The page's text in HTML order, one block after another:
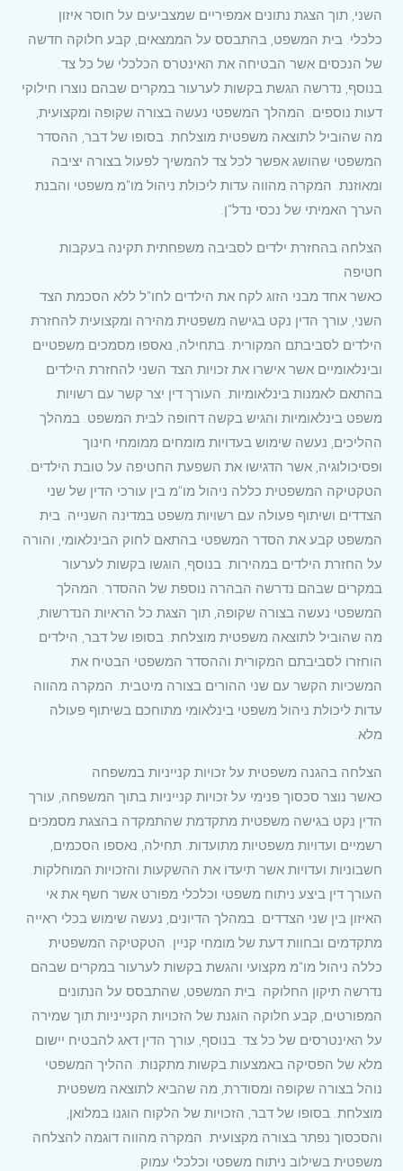
השני, תוך הצגת נתונים אמפיריים שמצביעים על חוסר איזון
כלכלי. בית המשפט, בהתבסס על הממצאים, קבע חלוקה חדשה
של הנכסים אשר הבטיחה את האינטרס הכלכלי של כל צד.
בנוסף, נדרשה הגשת בקשות לערעור במקרים שבהם נוצרו חילוקי
דעות נוספים. המהלך המשפטי נעשה בצורה שקופה ומקצועית,
מה שהוביל לתוצאה משפטית מוצלחת. בסופו של דבר, ההסדר
המשפטי שהושג אפשר לכל צד להמשיך לפעול בצורה יציבה
ומאוזנת. המקרה מהווה עדות ליכולת ניהול מו"מ משפטי והבנת
הערך האמיתי של נכסי נדל"ן.
הצלחה בהחזרת ילדים לסביבה משפחתית תקינה בעקבות
חטיפה
כאשר אחד מבני הזוג לקח את הילדים לחו"ל ללא הסכמת הצד
השני, עורך הדין נקט בגישה משפטית מהירה ומקצועית להחזרת
הילדים לסביבתם המקורית. בתחילה, נאספו מסמכים משפטיים
ובינלאומיים אשר אישרו את זכויות הצד השני להחזרת הילדים
בהתאם לאמנות בינלאומיות. העורך דין יצר קשר עם רשויות
משפט בינלאומיות והגיש בקשה דחופה לבית המשפט. במהלך
ההליכים, נעשה שימוש בעדויות מומחים ממומחי חינוך
ופסיכולוגיה, אשר הדגישו את השפעת החטיפה על טובת הילדים.
הטקטיקה המשפטית כללה ניהול מו"מ בין עורכי הדין של שני
הצדדים ושיתוף פעולה עם רשויות משפט במדינה השנייה. בית
המשפט קבע את הסדר המשפטי בהתאם לחוק הבינלאומי, והורה
על החזרת הילדים במהירות. בנוסף, הוגשו בקשות לערעור
במקרים שבהם נדרשה הבהרה נוספת של ההסדר. המהלך
המשפטי נעשה בצורה שקופה, תוך הצגת כל הראיות הנדרשות,
מה שהוביל לתוצאה משפטית מוצלחת. בסופו של דבר, הילדים
הוחזרו לסביבתם המקורית וההסדר המשפטי הבטיח את
המשכיות הקשר עם שני ההורים בצורה מיטבית. המקרה מהווה
עדות ליכולת ניהול משפטי בינלאומי מתוחכם בשיתוף פעולה
מלא.
הצלחה בהגנה משפטית על זכויות קנייניות במשפחה
כאשר נוצר סכסוך פנימי על זכויות קנייניות בתוך המשפחה, עורך
הדין נקט בגישה משפטית מתקדמת שהתמקדה בהצגת מסמכים
רשמיים ועדויות משפטיות מתועדות. תחילה, נאספו הסכמים,
חשבוניות ועדויות אשר תיעדו את ההשקעות והזכויות המוחלקות.
העורך דין ביצע ניתוח משפטי וכלכלי מפורט אשר חשף את אי
האיזון בין שני הצדדים. במהלך הדיונים, נעשה שימוש בכלי ראייה
מתקדמים ובחוות דעת של מומחי קניין. הטקטיקה המשפטית
כללה ניהול מו"מ מקצועי והגשת בקשות לערעור במקרים שבהם
נדרשה תיקון החלוקה. בית המשפט, שהתבסס על הנתונים
המפורטים, קבע חלוקה הוגנת של הזכויות הקנייניות תוך שמירה
על האינטרסים של כל צד. בנוסף, עורך הדין דאג להבטיח יישום
מלא של הפסיקה באמצעות בקשות מתקנות. ההליך המשפטי
נוהל בצורה שקופה ומסודרת, מה שהביא לתוצאה משפטית
מוצלחת. בסופו של דבר, הזכויות של הלקוח הוגנו במלואן,
והסכסוך נפתר בצורה מקצועית. המקרה מהווה דוגמה להצלחה
משפטית בשילוב ניתוח משפטי וכלכלי עמוק.